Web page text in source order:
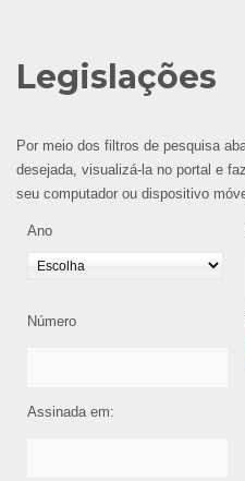
Legislações
Por meio dos filtros de pesquisa
desejada, visualizá-la no portal e
seu computador ou dispositivo
Ano
Número
Assinada em: